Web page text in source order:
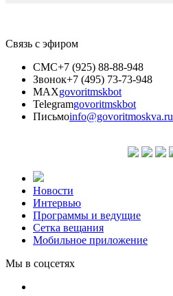
Связь с эфиром
СМС+7 (925) 88-88-948
Звонок+7 (495) 73-73-948
MAXgovoritmskbot
Telegramgovoritmskbot
Письмоinfo@govoritmoskva.ru
Новости
Интервью
Программы и ведущие
Сетка вещания
Мобильное приложение
Мы в соцсетях